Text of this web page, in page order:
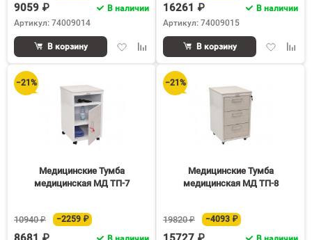
9059 ₽
В наличии
Артикул: 74009014
ДобавитьДобавить
сравнению
В корзину
16261 ₽
В наличии
Артикул: 74009015
Добавить
В корзину
−21%
Медицинские Тумба
медицинская МД ТП-7
10940 ₽ −2259 ₽
−21%
Медицинские Тумба
медицинская МД ТП-8
19820 ₽ −4093 ₽